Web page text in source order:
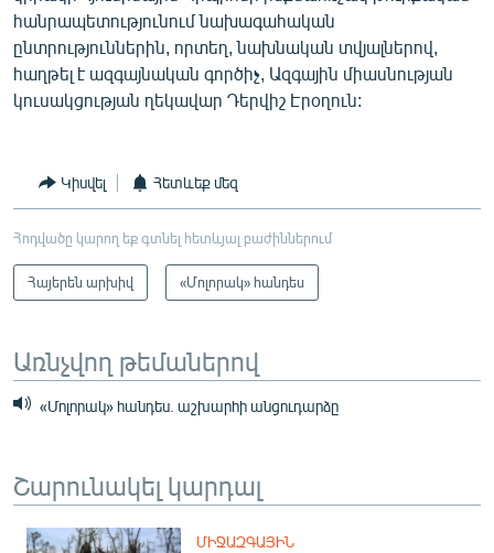
հանրապետությունում նախագահական
ընտրություններին, որտեղ, նախնական տվյալներով,
հաղթել է ազգայնական գործիչ, Ազգային միասնության
կուսակցության ղեկավար Դերվիշ Էրօղուն:
Կիսվել Հետևեք մեզ
Հոդվածը կարող եք գտնել հետևյալ բաժիններում
Հայերեն արխիվ «Մոլորակ» հանդես
Առնչվող թեմաներով
«Մոլորակ» հանդես. աշխարհի անցուդարձը
Շարունակել կարդալ
ՄԻՋԱԶԳԱՅԻՆ